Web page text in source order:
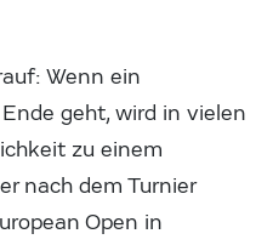
Wenn ein
geht, wird in vielen
zu einem
nach dem Turnier
Open in